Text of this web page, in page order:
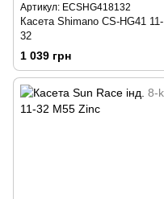
Артикул: ECSHG418132
Касета Shimano CS-HG41 11-
32
1 039 грн